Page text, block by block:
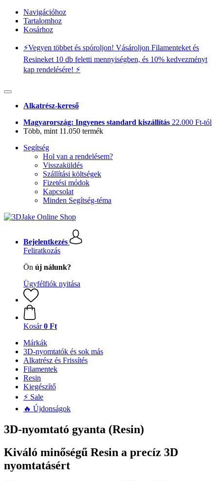
Navigációhoz
Tartalomhoz
Kosárhoz
⚡️Vegyen többet és spóroljon! Vásároljon Filamenteket és
Resineket 10 db feletti mennyiségben, és 10% kedvezményt
kap rendelésére! ⚡️
Alkatrész-kereső
Magyarország: Ingyenes standard kiszállítás 22.000 Ft-tól
Több, mint 11.050 termék
Segítség
Hol van a rendelésem?
Visszaküldés
Szállítási költségek
Fizetési módok
Kapcsolat
Minden Segítség-téma
Bejelentkezés
Feliratkozás
Ön új nálunk?
Ügyfélfiók nyitása
Kosár 0 Ft
Márkák
3D-nyomtatók és sok más
Alkatrész és Frissítés
Filamentek
Resin
Kiegészítő
⚡ Sale
🔥 Újdonságok
3D-nyomtató gyanta (Resin)
Kiváló minőségű Resin a precíz 3D
nyomtatásért